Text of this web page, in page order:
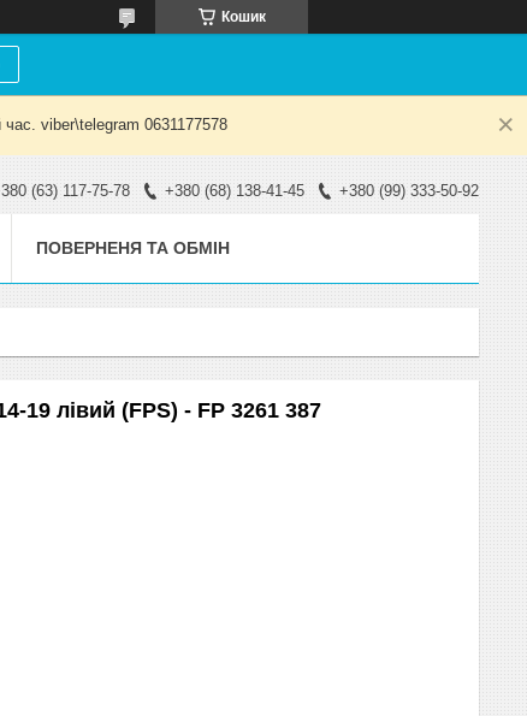
Кошик
час. viber\telegram 0631177578
(63) 117-75-78 +380 (68) 138-41-45 +380 (99) 333-50-92
ПОВЕРНЕНЯ ТА ОБМІН
19 лівий (FPS) - FP 3261 387